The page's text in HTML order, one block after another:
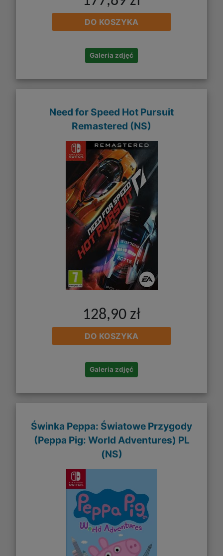
DO KOSZYKA
Galeria zdjęć
Need for Speed Hot Pursuit
Remastered (NS)
128,90 zł
DO KOSZYKA
Galeria zdjęć
Świnka Peppa: Światowe Przygody
(Peppa Pig: World Adventures) PL
(NS)